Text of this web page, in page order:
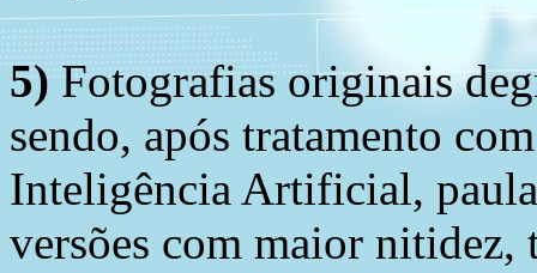
5) Fotografias originais
sendo, após tratamento
Inteligência Artificial,
versões com maior nitidez,